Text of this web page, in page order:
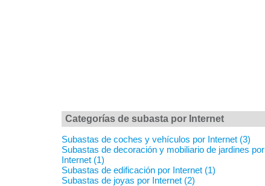
Categorías de subasta por Internet
Subastas de coches y vehículos por Internet (3)
Subastas de decoración y mobiliario de jardines por
Internet (1)
Subastas de edificación por Internet (1)
Subastas de joyas por Internet (2)